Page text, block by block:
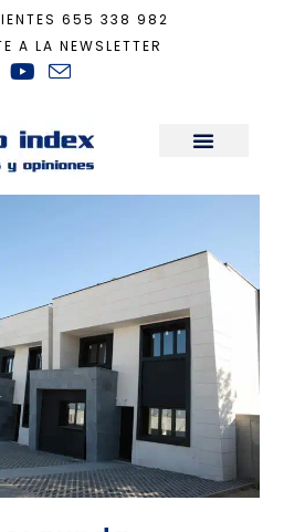
655 338 982
A LA NEWSLETTER